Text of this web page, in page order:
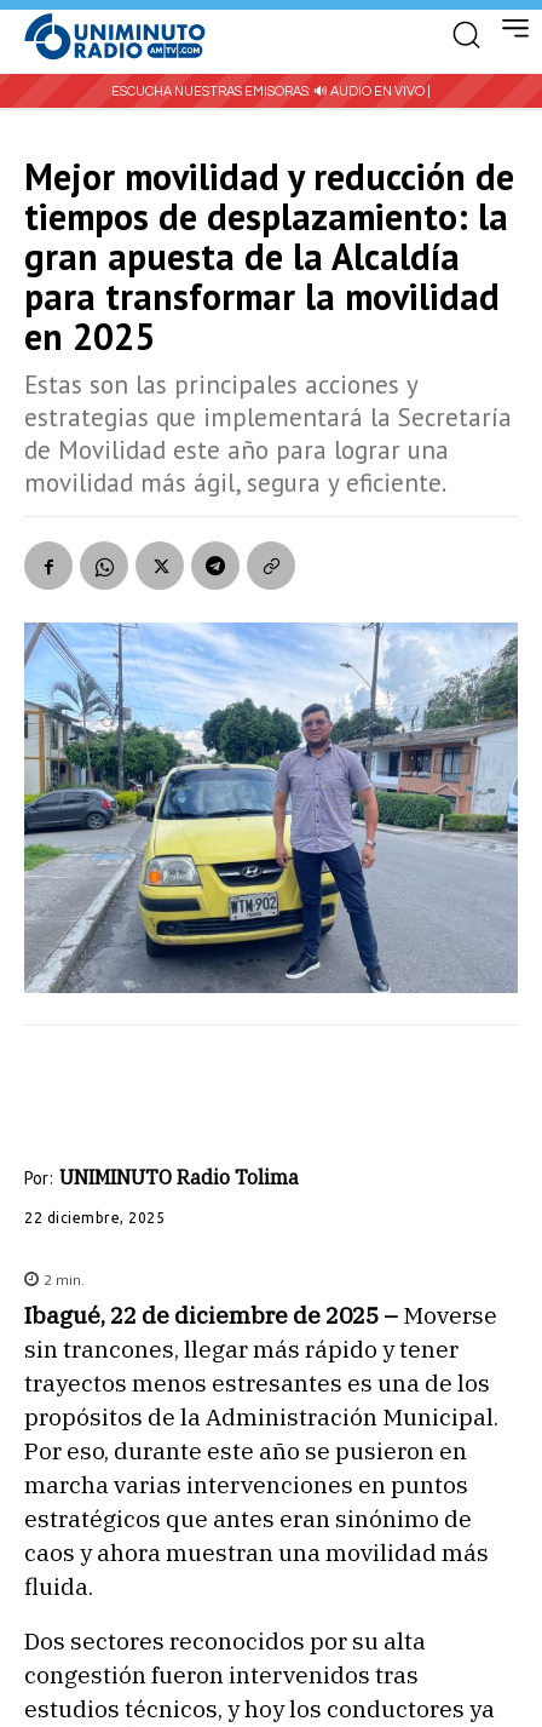
ESCUCHA NUESTRAS EMISORAS: 🔊 AUDIO EN VIVO |
Mejor movilidad y reducción de
tiempos de desplazamiento: la
gran apuesta de la Alcaldía
para transformar la movilidad
en 2025
Estas son las principales acciones y
estrategias que implementará la Secretaría
de Movilidad este año para lograr una
movilidad más ágil, segura y eficiente.
Por: UNIMINUTO Radio Tolima
22 diciembre, 2025
2 min.
Ibagué, 22 de diciembre de 2025 – Moverse
sin trancones, llegar más rápido y tener
trayectos menos estresantes es una de los
propósitos de la Administración Municipal.
Por eso, durante este año se pusieron en
marcha varias intervenciones en puntos
estratégicos que antes eran sinónimo de
caos y ahora muestran una movilidad más
fluida.
Dos sectores reconocidos por su alta
congestión fueron intervenidos tras
estudios técnicos, y hoy los conductores ya